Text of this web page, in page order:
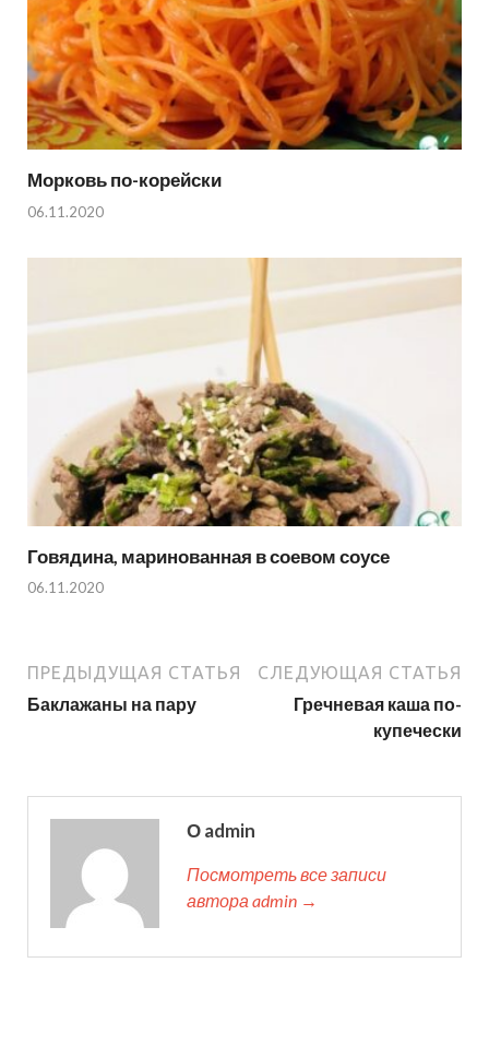
Морковь по-корейски
06.11.2020
Говядина, маринованная в соевом соусе
06.11.2020
ПРЕДЫДУЩАЯ СТАТЬЯ
Баклажаны на пару
СЛЕДУЮЩАЯ СТАТЬЯ
Гречневая каша по-
купечески
О admin
Посмотреть все записи
автора admin →